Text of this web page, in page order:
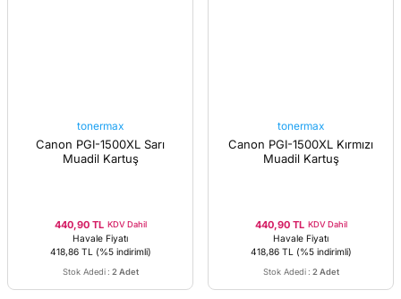
tonermax
Canon PGI-1500XL Sarı
Muadil Kartuş
440,90 TL KDV Dahil
Havale Fiyatı
418,86 TL
(%5 indirimli)
Stok Adedi : 2 Adet
tonermax
Canon PGI-1500XL Kırmızı
Muadil Kartuş
440,90 TL KDV Dahil
Havale Fiyatı
418,86 TL
(%5 indirimli)
Stok Adedi : 2 Adet